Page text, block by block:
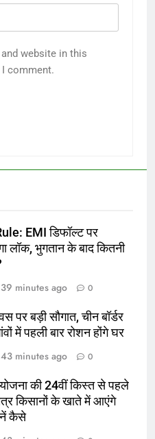
website in this
comment.
EMI डिफॉल्ट पर
लॉक, भुगतान के बाद कितनी
39 minutes ago 0
पर बड़ी सौगात, चीन बॉर्डर
में पहली बार रोशन होंगे घर
43 minutes ago 0
की 24वीं किस्त से पहले
किसानों के खाते में आएंगे
कैसे